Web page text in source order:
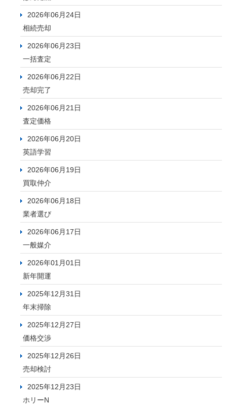
2026年06月24日
相続売却
2026年06月23日
一括査定
2026年06月22日
売却完了
2026年06月21日
査定価格
2026年06月20日
英語学習
2026年06月19日
買取仲介
2026年06月18日
業者選び
2026年06月17日
一般媒介
2026年01月01日
新年開運
2025年12月31日
年末掃除
2025年12月27日
価格交渉
2025年12月26日
売却検討
2025年12月23日
ホリーN